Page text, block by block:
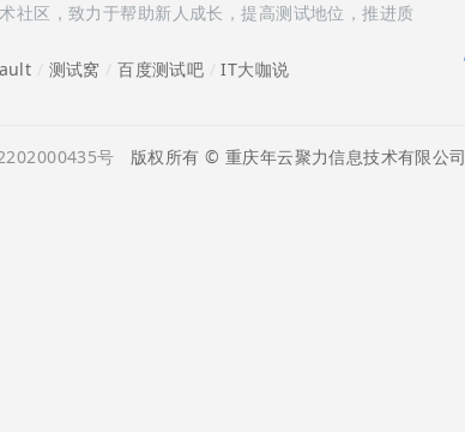
区，致力于帮助新人成长，提高测试地位，推进质
测试窝 /百度测试吧 /IT大咖说
号 版权所有 © 重庆年云聚力信息技术有限公司